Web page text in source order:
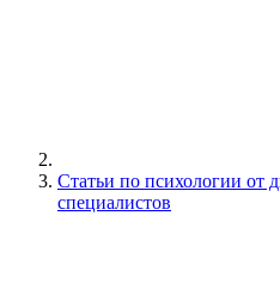
Статьи по психологии от
специалистов